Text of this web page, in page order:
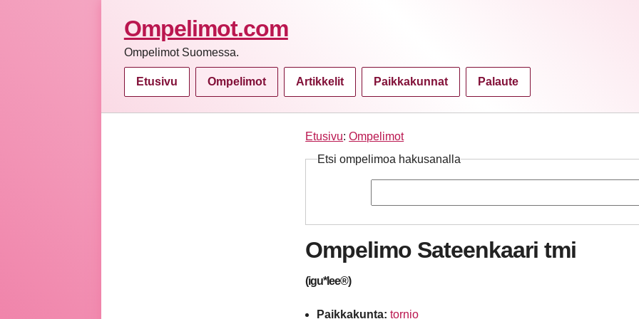
Ompelimot.com
Ompelimot Suomessa.
Etusivu Ompelimot Artikkelit Paikkakunnat Palaute
Etusivu:Ompelimot
Etsi ompelimoa hakusanalla
Ompelimo Sateenkaari tmi
(igu*lee®)
Paikkakunta: tornio